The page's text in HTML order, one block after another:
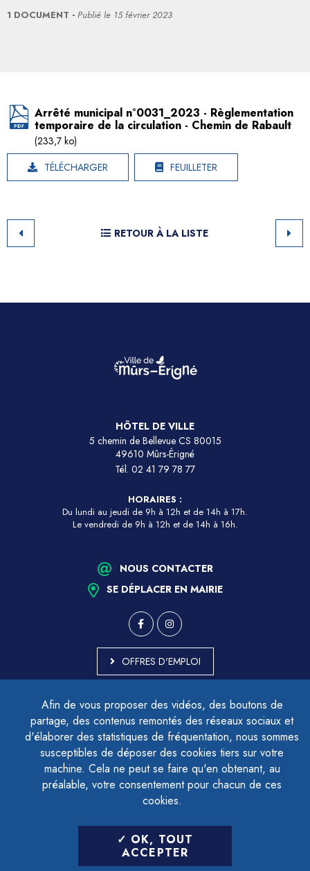
Afin de vous proposer des vidéos, des boutons de
partage, des contenus remontés des réseaux sociaux et
d'élaborer des statistiques de fréquentation, nous sommes
susceptibles de déposer des cookies tiers sur votre
machine. Cela ne peut se faire qu'en obtenant, au
préalable, votre consentement pour chacun de ces
cookies.
OK, TOUT
ACCEPTER
1 DOCUMENT Publié le 15 février 2023
Arrêté municipal n°0031_2023 - Règlementation
temporaire de la circulation - Chemin de Rabault
(233,7 ko)
TÉLÉCHARGER
FEUILLETER
RETOUR À LA LISTE
HÔTEL DE VILLE
5 chemin de Bellevue CS 80015
49610 Mûrs-Érigné
Tél. 02 41 79 78 77
HORAIRES :
Du lundi au jeudi de 9h à 12h et de 14h à 17h.
Le vendredi de 9h à 12h et de 14h à 16h.
NOUS CONTACTER
SE DÉPLACER EN MAIRIE
OFFRES D'EMPLOI
ACCESSIBILITÉ - PARTIELLEMENT CONFORME
PLAN DU SITE
MENTIONS LÉGALES
CONTACTER LE DÉLÉGUÉ À LA PROTECTION DES DONNÉES
GESTION DES COOKIES
LETTRE D'INFORMATION
SAISIR VOTRE ADRESSE E-MAIL
POUR VOUS INSCRIRE :